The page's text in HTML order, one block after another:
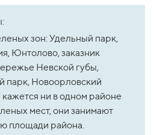
зон: Удельный парк,
Юнтолово, заказник
Невской губы,
парк, Новоорловский
кажется ни в одном районе
мест, они занимают
площади района.